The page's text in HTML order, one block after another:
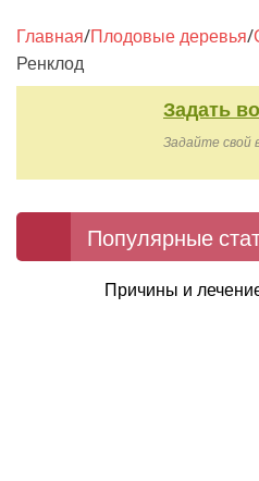
Главная/Плодовые деревья/
Ренклод
Задать
Задайте свой
Популярные
Причины и